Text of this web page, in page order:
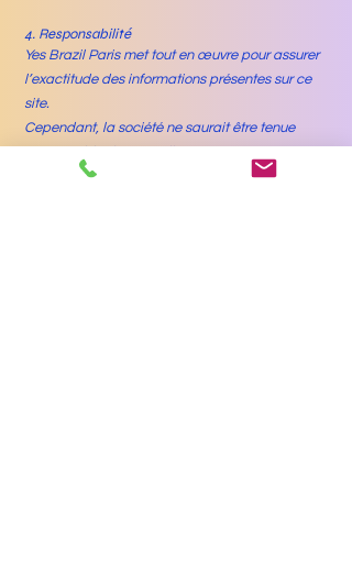
4. Responsabilité
Yes Brazil Paris met tout en œuvre pour assurer
l’exactitude des informations présentes sur ce
site.
Cependant, la société ne saurait être tenue
interruptions temporaires.